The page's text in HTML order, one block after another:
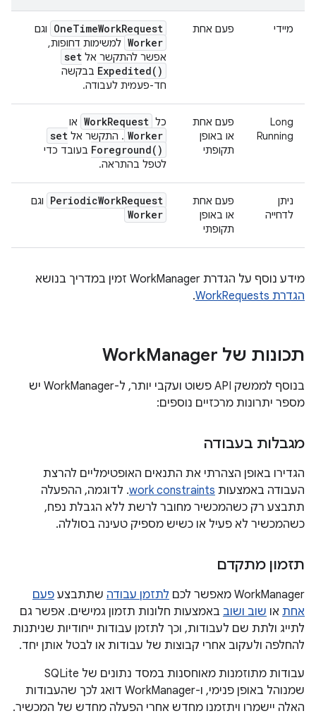
מיידי פעם אחת OneTimeWorkRequest וגם
Worker למשימות דחופות,
אפשר להתקשר אל set
Expedited( )
בבקשה
חד-פעמית לעבודה.
Long
Running
פעם אחת
או באופן
תקופתי
כל WorkRequest או
Worker . התקשר אל set
Foreground( )
בעובד כדי
לטפל בהתראה.
ניתן
לדחייה
פעם אחת
או באופן
תקופתי
PeriodicWorkRequest וגם
Worker
מידע נוסף על הגדרת WorkManager זמין במדריך בנושא
הגדרת WorkRequests
.
תכונות של Work Manager
בנוסף לממשק API פשוט ועקבי יותר, ל-WorkManager יש
מספר יתרונות מרכזיים נוספים:
מגבלות בעבודה
הגדירו באופן הצהרתי את התנאים האופטימליים להרצת
העבודה באמצעות work constraints. לדוגמה, ההפעלה
תתבצע רק כשהמכשיר מחובר לרשת ללא הגבלת נפח,
כשהמכשיר לא פעיל או כשיש מספיק טעינה בסוללה.
תזמון מתקדם
‫WorkManager מאפשר לכם לתזמן עבודה שתתבצע פעם
אחת או שוב ושוב באמצעות חלונות תזמון גמישים. אפשר גם
לתייג ולתת שם לעבודות, וכך לתזמן עבודות ייחודיות שניתנות
להחלפה ולעקוב אחרי קבוצות של עבודות או לבטל אותן יחד.
עבודות מתוזמנות מאוחסנות במסד נתונים של SQLite
שמנוהל באופן פנימי, ו-WorkManager דואג לכך שהעבודות
האלה יישמרו ויתזמנו מחדש אחרי הפעלה מחדש של המכשיר.